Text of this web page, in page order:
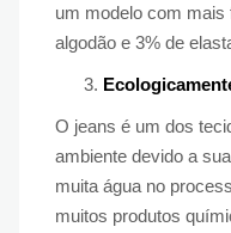
um modelo com mais
algodão e 3% de
O jeans é um dos
ambiente devido a
muita água no
muitos produtos